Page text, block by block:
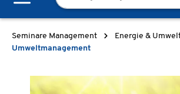
Seminare Management
Energie &
Umweltmanagement
Bildergalerie überspringen